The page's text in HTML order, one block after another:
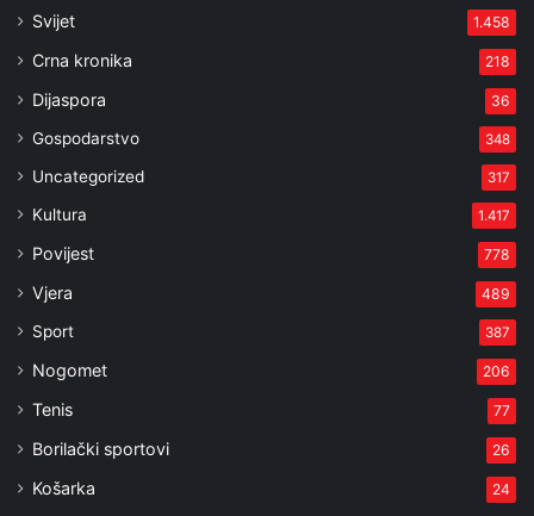
Svijet 1.458
Crna kronika 218
Dijaspora 36
Gospodarstvo 348
Uncategorized 317
Kultura 1.417
Povijest 778
Vjera 489
Sport 387
Nogomet 206
Tenis 77
Borilački sportovi 26
Košarka 24